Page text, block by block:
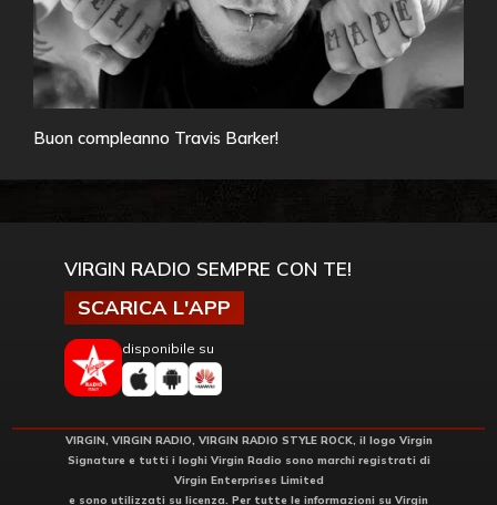
Buon compleanno Travis Barker!
VIRGIN RADIO SEMPRE CON TE!
SCARICA L'APP
disponibile su
VIRGIN, VIRGIN RADIO, VIRGIN RADIO STYLE ROCK, il logo Virgin
Signature e tutti i loghi Virgin Radio sono marchi registrati di
Virgin Enterprises Limited
e sono utilizzati su licenza. Per tutte le informazioni su Virgin